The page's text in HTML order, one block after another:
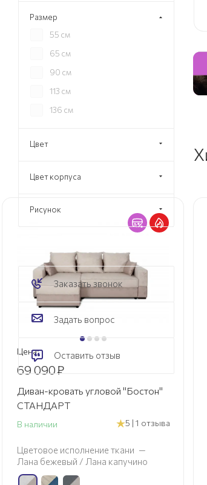
Цена:
69 090₽
Диван-кровать угловой "Бостон"
СТАНДАРТ
В наличии 5 | 1 отзыва
Цветовое исполнение ткани —
Лана бежевый / Лана капучино
Размер
55 см
65 см
90 см
113 см
136 см
Цвет
Цвет корпуса
Рисунок
Заказать звонок
Задать вопрос
Оставить отзыв